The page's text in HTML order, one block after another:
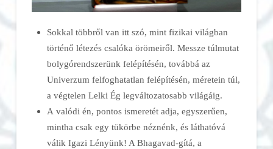
Sokkal többről van itt szó, mint fizikai világban
történő létezés csalóka örömeiről. Messze túlmutat
bolygórendszerünk felépítésén, továbbá az
Univerzum felfoghatatlan felépítésén, méretein túl,
a végtelen Lelki Ég legváltozatosabb világáig.
A valódi én, pontos ismeretét adja, egyszerűen,
mintha csak egy tükörbe néznénk, és láthatóvá
válik Igazi Lényünk! A Bhagavad-gítá, a